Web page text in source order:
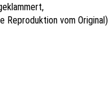
Reproduktion vom Original)